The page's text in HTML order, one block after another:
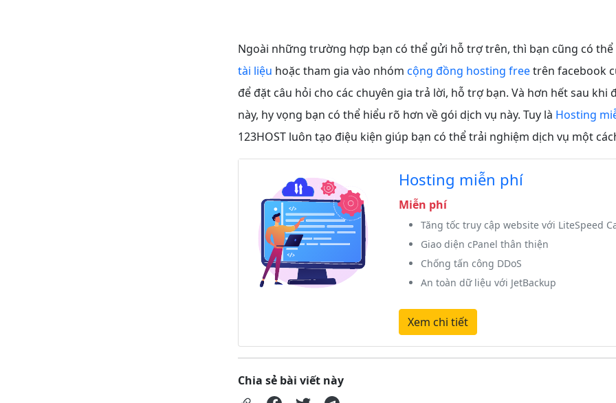
Ngoài những trường hợp bạn có thể gửi hỗ trợ trên, thì bạn cũng có
tài liệu hoặc tham gia vào nhóm cộng đồng hosting freetrên facebook
để đặt câu hỏi cho các chuyên gia trả lời, hỗ trợ bạn. Và hơn hết sau khi
này, hy vọng bạn có thể hiểu rõ hơn về gói dịch vụ này. Tuy là Hosting
123HOST luôn tạo điệu kiện giúp bạn có thể trải nghiệm dịch vụ một
Hosting miễn phí
Miễn phí
Tăng tốc truy cập website với LiteSpeed
Giao diện cPanel thân thiện
Chống tấn công DDoS
An toàn dữ liệu với JetBackup
Xem chi tiết
Chia sẻ bài viết này